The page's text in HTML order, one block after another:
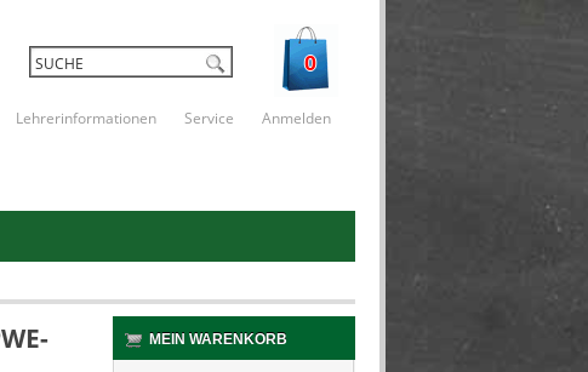
0
Lehrerinformationen Service Anmelden
MEIN WARENKORB